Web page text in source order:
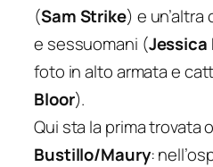
(Sam Strike) e
e sessuomani (Jessica
foto in alto armata e
Bloor).
Qui sta la prima trovata
Bustillo/Maury: